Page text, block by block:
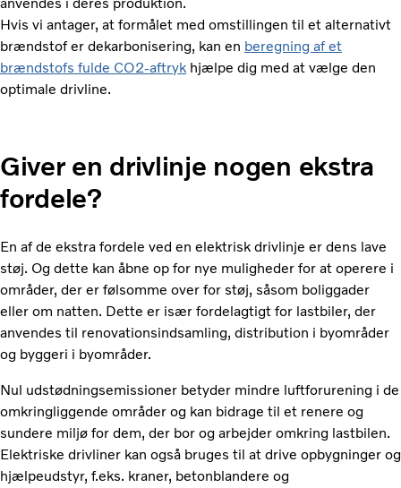
Hvis vi antager, at formålet med omstillingen til et alternativt
brændstof er dekarbonisering, kan en beregning af et
brændstofs fulde CO2-aftryk hjælpe dig med at vælge den
optimale drivline.
Giver en drivlinje nogen ekstra
fordele?
En af de ekstra fordele ved en elektrisk drivlinje er dens lave
støj. Og dette kan åbne op for nye muligheder for at operere i
områder, der er følsomme over for støj, såsom boliggader
eller om natten. Dette er især fordelagtigt for lastbiler, der
anvendes til renovationsindsamling, distribution i byområder
og byggeri i byområder.
Nul udstødningsemissioner betyder mindre luftforurening i de
omkringliggende områder og kan bidrage til et renere og
sundere miljø for dem, der bor og arbejder omkring lastbilen.
Elektriske drivliner kan også bruges til at drive opbygninger og
hjælpeudstyr, f.eks. kraner, betonblandere og